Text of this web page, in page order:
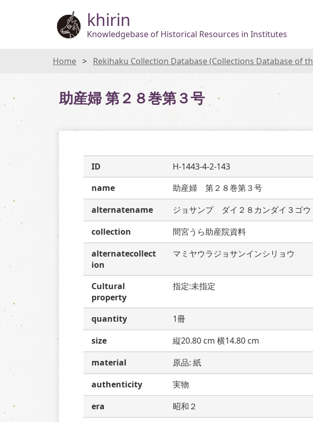
khirin
Knowledgebase of Historical Resources in Institutes
Home Rekihaku Collection Database (Collections Database of
助産婦 第２８巻第３号
ID
H-1443-4-2-143
name
助産婦　第２８巻第３号
alternatename
ジョサンプ　ダイ２８カンダイ３ゴウ
collection
間宮うら助産院資料
alternatecollect
ion
マミヤウラジョサンインシリョウ
Cultural
property
指定:未指定
quantity
1冊
size
縦20.80 cm 横14.80 cm
material
原品: 紙
authenticity
実物
era
昭和２